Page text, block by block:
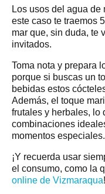
Los usos del agua de
este caso te traemos
mar que, sin duda, te
invitados.
Toma nota y prepara
porque si buscas un
bebidas estos
Además, el toque
frutales y herbales, lo
combinaciones
momentos especiales.
¡Y recuerda usar
el consumo, como la
online de Vizmaraqua!